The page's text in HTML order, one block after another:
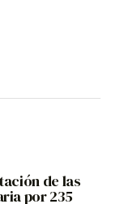
de las
por 235